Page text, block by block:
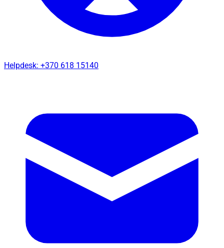
Helpdesk: +370 618 15140